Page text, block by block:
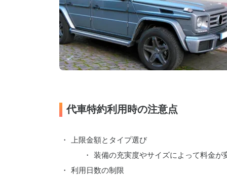
代車特約利用時の注意点
上限金額とタイプ選び
装備の充実度やサイズによって料金
利用日数の制限